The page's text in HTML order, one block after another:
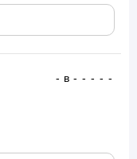
- в - - - - -